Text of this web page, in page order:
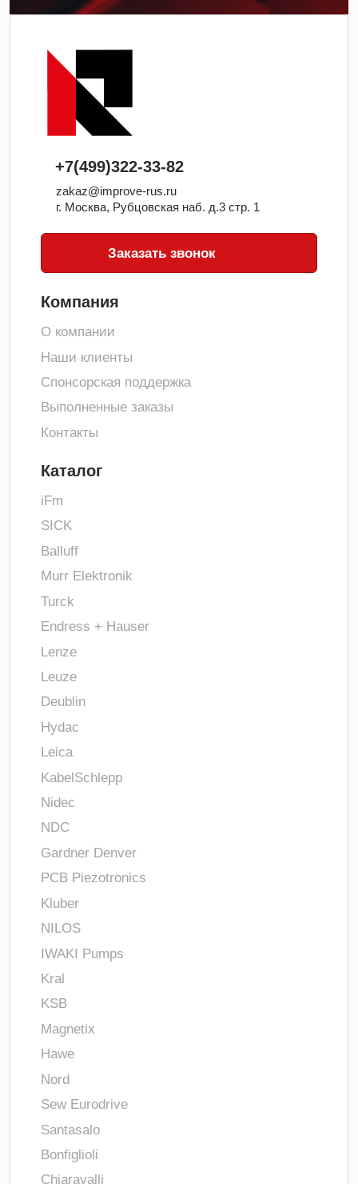
+7(499)322-33-82
zakaz@improve-rus.ru
г. Москва, Рубцовская наб. д.3 стр. 1
Заказать звонок
Компания
О компании
Наши клиенты
Спонсорская поддержка
Выполненные заказы
Контакты
Каталог
iFm
SICK
Balluff
Murr Elektronik
Turck
Endress + Hauser
Lenze
Leuze
Deublin
Hydac
Leica
KabelSchlepp
Nidec
NDC
Gardner Denver
PCB Piezotronics
Kluber
NILOS
IWAKI Pumps
Kral
KSB
Magnetix
Hawe
Nord
Sew Eurodrive
Santasalo
Bonfiglioli
Chiaravalli